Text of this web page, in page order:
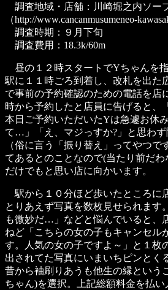
調査地域・店舗：川崎堀之内ソー
（http://www.cancanmusumeneo-
調査時期：９月下旬
調査費用：18.3k/60m
昼の１２時スタートでYちゃんを
駅に１１時ごろ到着し、改札を出た
で事前の予約確認のための電話を店
時から予約したと店員に告げると、
本日ご予約いただいたYは急遽お休
て…」「え、マジっすか?」と思わず
（俗に言う「振り替え」ってやつで
てあるとのことなので(当たり前だ
だけでもと思い店に向かいます。
駅から１０分ほど歩いたところに
とりあえず写真を数枚見せられま
も微妙だ…」などと悩んでいると、
ねど「こちらの女の子もキャンセル
す。人気の女の子ですよ～」と１枚
出されてた写真にいまいちピンとく
昔から袖刷りあうも他生の縁という
ちゃん)を選択。上記総額料金を払い